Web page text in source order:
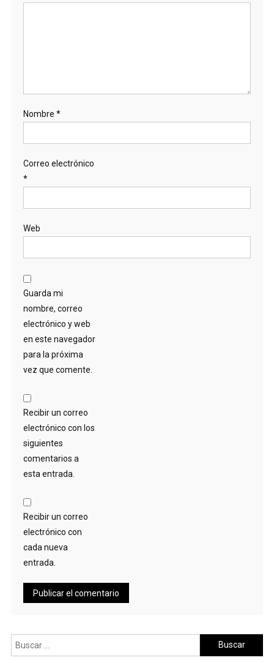
Nombre *
Correo electrónico
*
Web
Guarda mi
nombre, correo
electrónico y web
en este navegador
para la próxima
vez que comente.
Recibir un correo
electrónico con los
siguientes
comentarios a
esta entrada.
Recibir un correo
electrónico con
cada nueva
entrada.
Buscar: